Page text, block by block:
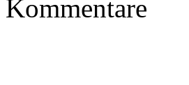
Kommentare